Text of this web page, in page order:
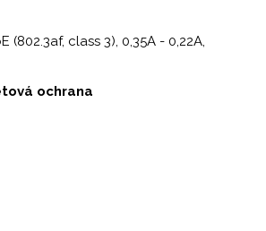
(802.3af, class 3), 0,35A - 0,22A,
ochrana